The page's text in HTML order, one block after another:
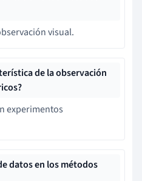
visual.
de la observación
experimentos
datos en los métodos